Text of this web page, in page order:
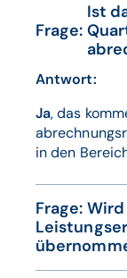
Frage:
Ist
Antwort:
Ja, das
in den
Frage: